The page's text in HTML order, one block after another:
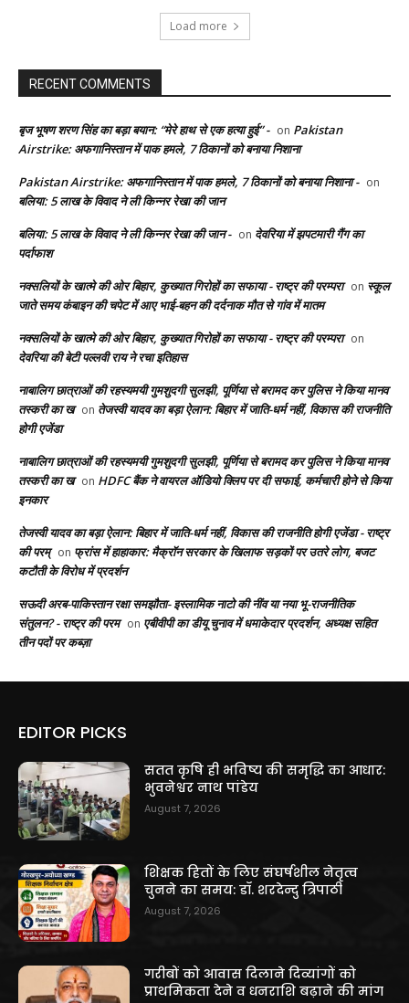
Load more
RECENT COMMENTS
बृज भूषण शरण सिंह का बड़ा बयान: “मेरे हाथ से एक हत्या हुई” - on Pakistan
Airstrike: अफगानिस्तान में पाक हमले, 7 ठिकानों को बनाया निशाना
Pakistan Airstrike: अफगानिस्तान में पाक हमले, 7 ठिकानों को बनाया निशाना - on
बलिया: 5 लाख के विवाद ने ली किन्नर रेखा की जान
बलिया: 5 लाख के विवाद ने ली किन्नर रेखा की जान - on देवरिया में झपटमारी गैंग का
पर्दाफाश
नक्सलियों के खात्मे की ओर बिहार, कुख्यात गिरोहों का सफाया - राष्ट्र की परम्परा on स्कूल
जाते समय कंबाइन की चपेट में आए भाई-बहन की दर्दनाक मौत से गांव में मातम
नक्सलियों के खात्मे की ओर बिहार, कुख्यात गिरोहों का सफाया - राष्ट्र की परम्परा on
देवरिया की बेटी पल्लवी राय ने रचा इतिहास
नाबालिग छात्राओं की रहस्यमयी गुमशुदगी सुलझी, पूर्णिया से बरामद कर पुलिस ने किया मानव
तस्करी का ख on तेजस्वी यादव का बड़ा ऐलान: बिहार में जाति-धर्म नहीं, विकास की राजनीति
होगी एजेंडा
नाबालिग छात्राओं की रहस्यमयी गुमशुदगी सुलझी, पूर्णिया से बरामद कर पुलिस ने किया मानव
तस्करी का ख on HDFC बैंक ने वायरल ऑडियो क्लिप पर दी सफाई, कर्मचारी होने से किया
इनकार
तेजस्वी यादव का बड़ा ऐलान: बिहार में जाति-धर्म नहीं, विकास की राजनीति होगी एजेंडा - राष्ट्र
की परम् on फ्रांस में हाहाकार: मैक्रॉन सरकार के खिलाफ सड़कों पर उतरे लोग, बजट
कटौती के विरोध में प्रदर्शन
सऊदी अरब-पाकिस्तान रक्षा समझौता- इस्लामिक नाटो की नींव या नया भू-राजनीतिक
संतुलन? - राष्ट्र की परम on एबीवीपी का डीयू चुनाव में धमाकेदार प्रदर्शन, अध्यक्ष सहित
तीन पदों पर कब्ज़ा
EDITOR PICKS
सतत कृषि ही भविष्य की समृद्धि का आधार:
भुवनेश्वर नाथ पांडेय
August 7, 2026
शिक्षक हितों के लिए संघर्षशील नेतृत्व
चुनने का समय: डॉ. शरदेन्दु त्रिपाठी
August 7, 2026
गरीबों को आवास दिलाने दिव्यांगों को
प्राथमिकता देने व धनराशि बढ़ाने की मांग